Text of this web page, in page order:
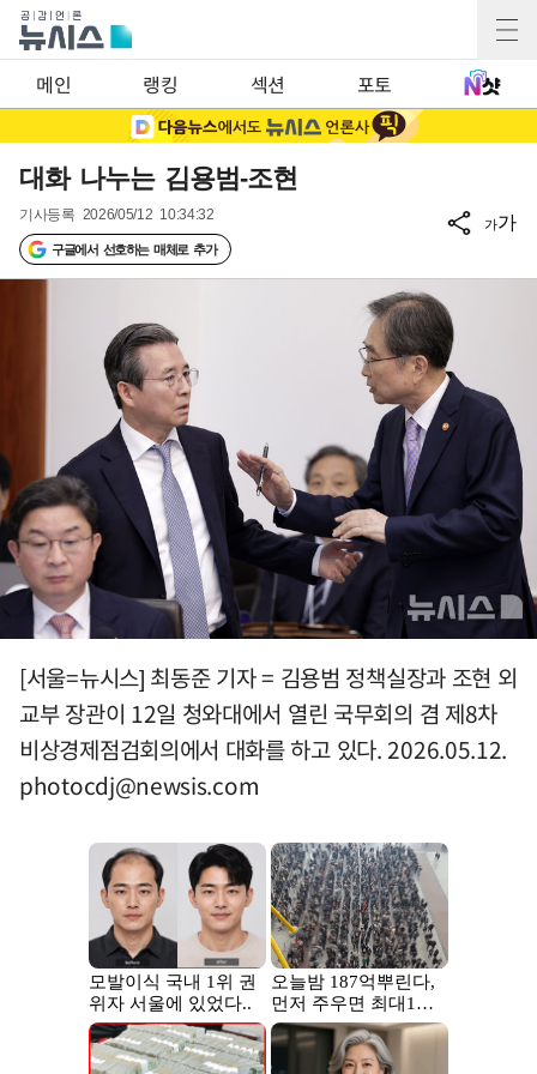
메인 랭킹 섹션 포토
대화 나누는 김용범-조현
기사등록 2026/05/12 10:34:32
구글에서 선호하는 매체로 추가
가가
[서울=뉴시스] 최동준 기자 = 김용범 정책실장과 조현 외
교부 장관이 12일 청와대에서 열린 국무회의 겸 제8차
비상경제점검회의에서 대화를 하고 있다. 2026.05.12.
photocdj@newsis.com